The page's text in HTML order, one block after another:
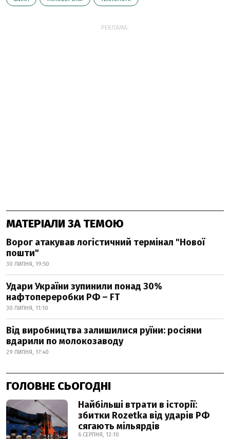
РЕКЛАМА:
МАТЕРІАЛИ ЗА ТЕМОЮ
Ворог атакував логістичний термінал "Нової
пошти"
30 ЛИПНЯ, 19:50
Удари України зупинили понад 30%
нафтопереробки РФ – FT
30 ЛИПНЯ, 11:10
Від виробництва залишилися руїни: росіяни
вдарили по молокозаводу
29 ЛИПНЯ, 17:40
ГОЛОВНЕ СЬОГОДНІ
Найбільші втрати в історії:
збитки Rozetka від ударів РФ
сягають мільярдів
6 СЕРПНЯ, 12:10